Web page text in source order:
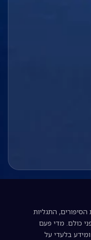
התגליות
כולם. מדי פעם
בלעדי על